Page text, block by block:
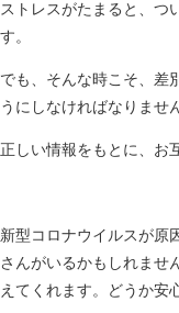
ストレスがたまると、つ
す。
でも、そんな時こそ、差
うにしなければなりませ
正しい情報をもとに、お
新型コロナウイルスが原
さんがいるかもしれませ
えてくれます。どうか安